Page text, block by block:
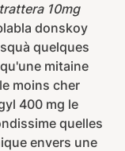
10mg
donskoy
quelques
mitaine
moins cher
400 mg le
quelles
envers une